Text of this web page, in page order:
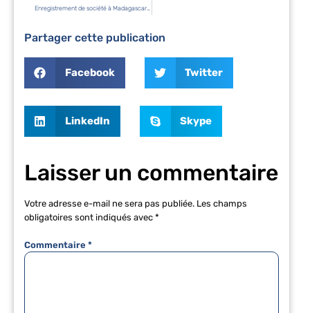
Partager cette publication
Facebook Twitter
LinkedIn Skype
Laisser un commentaire
Votre adresse e-mail ne sera pas publiée. Les champs
obligatoires sont indiqués avec *
Commentaire *